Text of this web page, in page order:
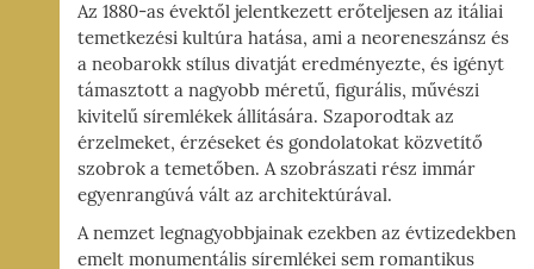
Az 1880-as évektől jelentkezett erőteljesen az itáliai
temetkezési kultúra hatása, ami a neoreneszánsz és
a neobarokk stílus divatját eredményezte, és igényt
támasztott a nagyobb méretű, figurális, művészi
kivitelű síremlékek állítására. Szaporodtak az
érzelmeket, érzéseket és gondolatokat közvetítő
szobrok a temetőben. A szobrászati rész immár
egyenrangúvá vált az architektúrával.
A nemzet legnagyobbjainak ezekben az évtizedekben
emelt monumentális síremlékei sem romantikus